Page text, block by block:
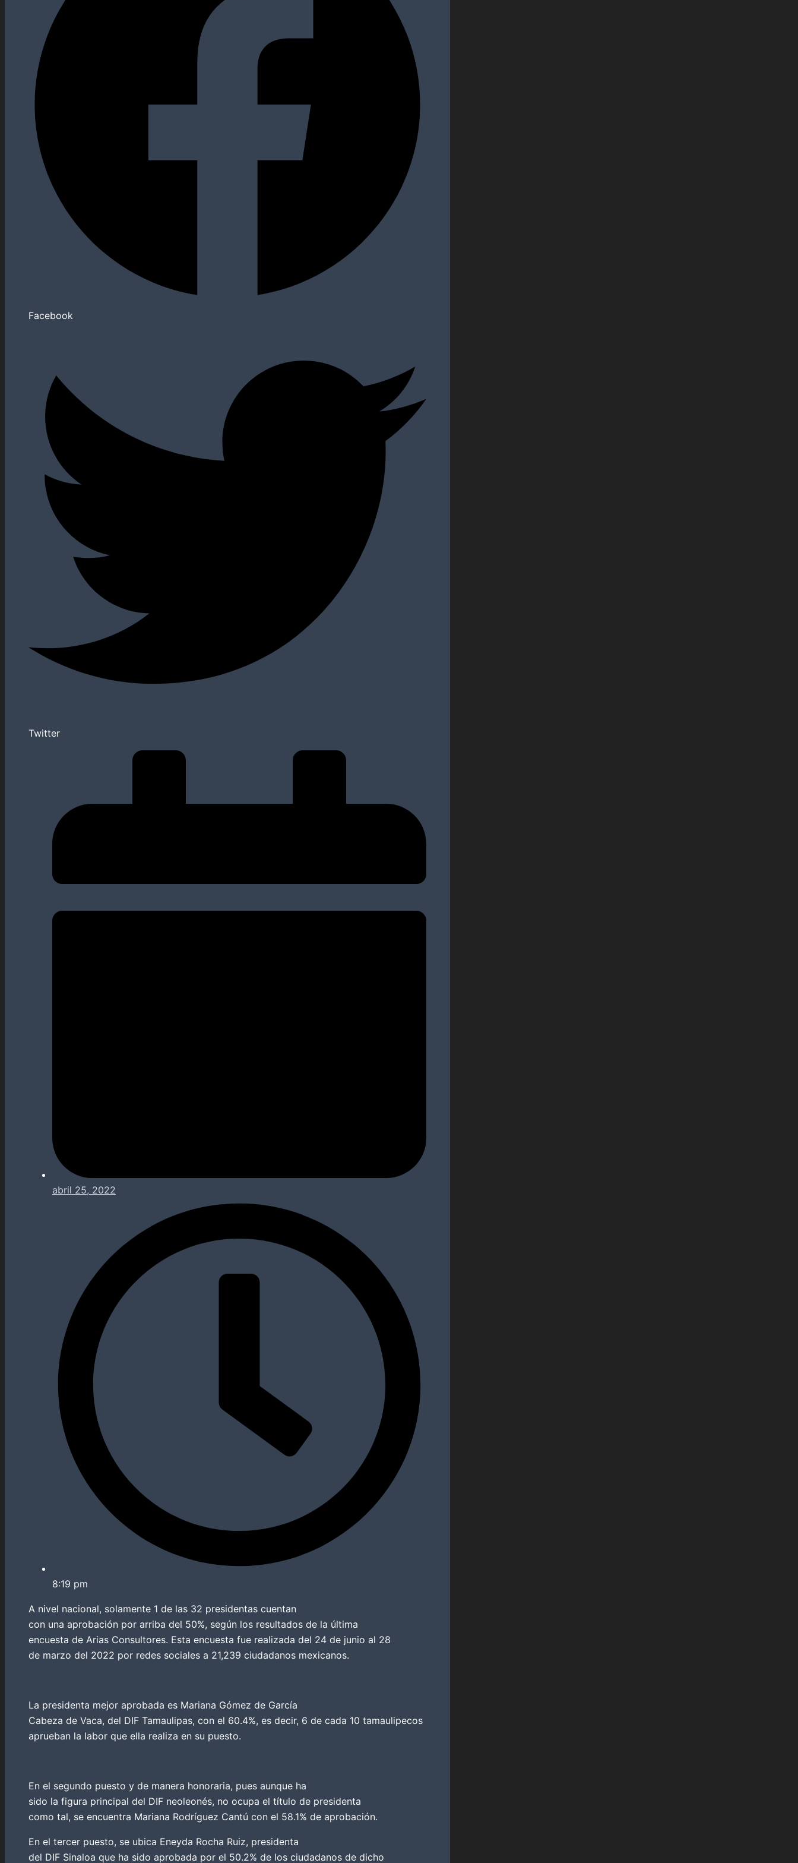
Facebook
Twitter
abril 25, 2022
8:19 pm
A nivel nacional, solamente 1 de las 32 presidentas cuentan
con una aprobación por arriba del 50%, según los resultados de la última
encuesta de Arias Consultores. Esta encuesta fue realizada del 24 de junio al 28
de marzo del 2022 por redes sociales a 21,239 ciudadanos mexicanos.
La presidenta mejor aprobada es Mariana Gómez de García
Cabeza de Vaca, del DIF Tamaulipas, con el 60.4%, es decir, 6 de cada 10 tamaulipecos
aprueban la labor que ella realiza en su puesto.
En el segundo puesto y de manera honoraria, pues aunque ha
sido la figura principal del DIF neoleonés, no ocupa el título de presidenta
como tal, se encuentra Mariana Rodríguez Cantú con el 58.1% de aprobación.
En el tercer puesto, se ubica Eneyda Rocha Ruiz, presidenta
del DIF Sinaloa que ha sido aprobada por el 50.2% de los ciudadanos de dicho